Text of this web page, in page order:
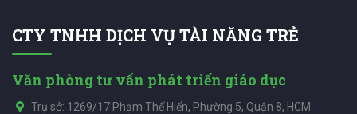
CTY TNHH DỊCH VỤ TÀI NĂNG TRẺ
Văn phòng tư vấn phát triển giáo dục
Trụ sở: 1269/17 Phạm Thế Hiển, Phường 5, Quận 8, HCM